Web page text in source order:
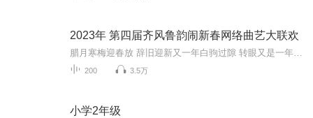
2023年 第四届齐风鲁韵闹新春网络曲艺大联欢
200 3.5万
小学2年级